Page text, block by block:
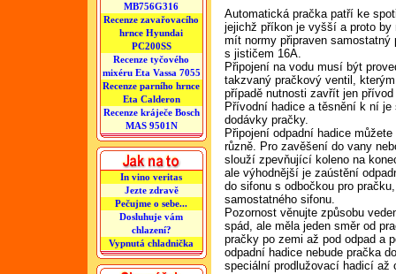
MB756G316
Recenze zavařovacího
hrnce Hyundai
PC200SS
Recenze tyčového
mixéru Eta Vassa 7055
Recenze parního hrnce
Eta Calderon
Recenze kráječe Bosch
MAS 9501N
In vino veritas
Jezte zdravě
Pečujme o sebe...
Dosluhuje vám
chlazení?
Vypnutá chladnička
Automatická pračka patří ke
jejichž příkon je vyšší a proto by
mít normy připraven samostatný
s jističem 16A.
Připojení na vodu musí být
takzvaný pračkový ventil,
případě nutnosti zavřít jen přívod
Přívodní hadice a těsnění k ní je
dodávky pračky.
Připojení odpadní hadice můžete
různě. Pro zavěšení do vany
slouží zpevňující koleno na
ale výhodnější je zaústění
do sifonu s odbočkou pro
samostatného sifonu.
Pozornost věnujte způsobu
spád, ale měla jeden směr od
pračky po zemi až pod odpad a
odpadní hadice nebude pračka
speciální prodlužovací hadicí až